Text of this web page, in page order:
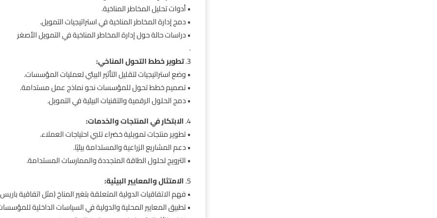
• أدوات تحليل المخاطر المناخية.
• دمج إدارة المخاطر المناخية في استراتيجيات التمويل.
• دراسات حالة حول إدارة المخاطر المناخية في التمويل الأصغر
.
3. تطوير خطط التحول المناخي:
• وضع استراتيجيات لتقليل التأثير البيئي لعمليات المؤسسات.
• تصميم خطط تحول للمؤسسات نحو نماذج عمل مستدامة.
• دمج الحلول الرقمية والتقنيات البيئية في التمويل.
4. الابتكار في المنتجات والخدمات:
• تطوير منتجات تمويلية خضراء تلبي احتياجات العملاء.
• دعم المشاريع الزراعية والمستدامة بيئيًا.
• الترويج لحلول الطاقة المتجددة والممارسات المستدامة.
5. الامتثال والمعايير البيئية:
• فهم الاتفاقيات الدولية المتعلقة بتغير المناخ (مثل اتفاقية
• تطبيق المعايير المحلية والدولية في السياسات الداخلية